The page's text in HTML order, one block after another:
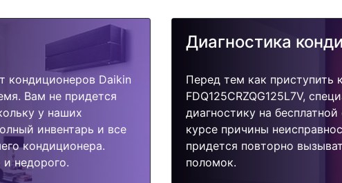
кондиционеров Daikin
Вам не придется
у наших
инвентарь и все
кондиционера.
недорого.
Диагностика
Перед тем как приступить
FDQ125CRZQG125L7V,
диагностику на
курсе причины
придется повторно
поломок.